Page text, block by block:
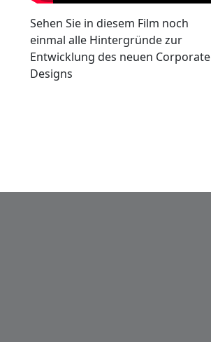
Sehen Sie in diesem Film noch
einmal alle Hintergründe zur
Entwicklung des neuen Corporate
Designs